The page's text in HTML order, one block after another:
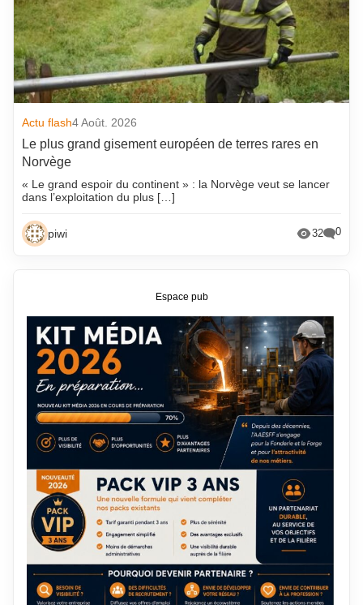
Actu flash4 Août. 2026
Le plus grand gisement européen de terres rares en
Norvège
« Le grand espoir du continent » : la Norvège veut se lancer
dans l’exploitation du plus […]
piwi 32 0
Espace pub